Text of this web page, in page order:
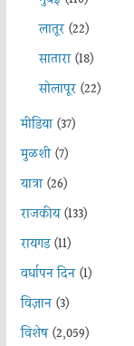
लातूर(22)
सातारा(18)
सोलापूर(22)
मीडिया(37)
मुळशी(7)
यात्रा(26)
राजकीय(133)
रायगड(11)
वर्धापन दिन(1)
विज्ञान(3)
विशेष(2,059)